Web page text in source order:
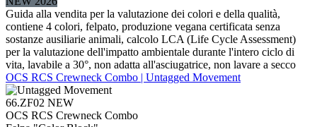
Guida alla vendita per la valutazione dei colori e della qualità,
contiene 4 colori, felpato, produzione vegana certificata senza
sostanze ausiliarie animali, calcolo LCA (Life Cycle Assessment)
per la valutazione dell'impatto ambientale durante l'intero ciclo di
vita, lavabile a 30°, non adatta all'asciugatrice, non lavare a secco
OCS RCS Crewneck Combo | Untagged Movement
66.ZF02 NEW
OCS RCS Crewneck Combo